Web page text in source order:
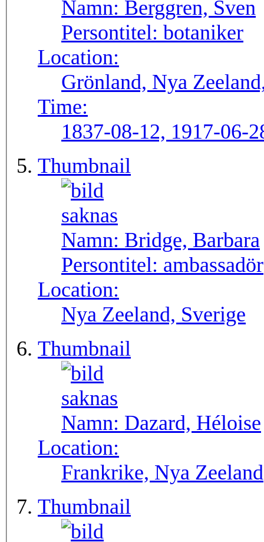
Namn: Berggren, Sven
Persontitel: botaniker
Location:
Grönland, Nya
Time:
1837-08-12, 1917-06-
Thumbnail
Namn: Bridge, Barbara
Persontitel: ambassadör
Location:
Nya Zeeland, Sverige
Thumbnail
Namn: Dazard, Héloise
Location:
Frankrike, Nya Zeeland
Thumbnail